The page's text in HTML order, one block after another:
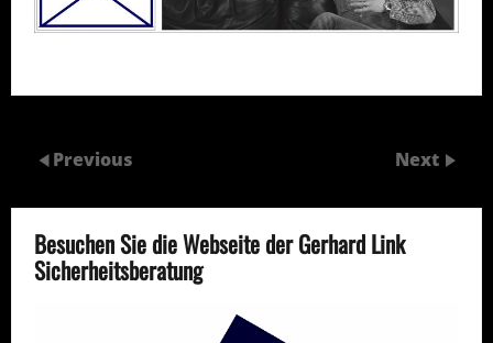
Previous Next
Besuchen Sie die Webseite der Gerhard Link
Sicherheitsberatung